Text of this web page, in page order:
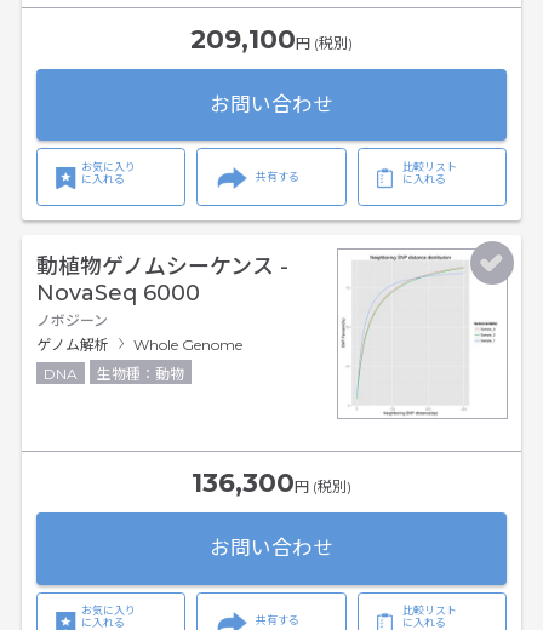
209,100円 (税別)
お問い合わせ
お気に入り
に入れる
共有する
比較リスト
に入れる
動植物ゲノムシーケンス -
NovaSeq 6000
ノボジーン
ゲノム解析
Whole Genome
DNA
生物種：動物
136,300円 (税別)
お問い合わせ
お気に入り
に入れる
共有する
比較リスト
に入れる